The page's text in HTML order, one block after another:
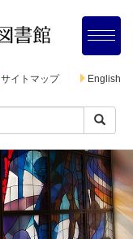
サイトマップ English